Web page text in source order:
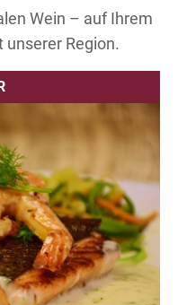
Wein – auf Ihrem
unserer Region.